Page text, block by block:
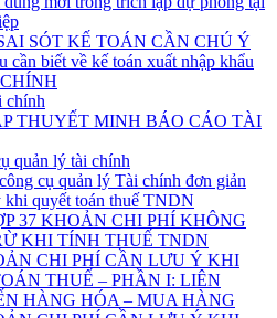
SÓT KẾ TOÁN CẦN CHÚ Ý
cần biết về kế toán xuất nhập khẩu
chính
THUYẾT MINH BÁO CÁO TÀI
quản lý tài chính
cụ quản lý Tài chính đơn giản
quyết toán thuế TNDN
37 KHOẢN CHI PHÍ KHÔNG
KHI TÍNH THUẾ TNDN
CHI PHÍ CẦN LƯU Ý KHI
THUẾ – PHẦN I: LIÊN
HÀNG HÓA – MUA HÀNG